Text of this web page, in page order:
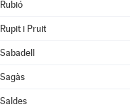
Rubió
Rupit i Pruit
Sabadell
Sagàs
Saldes